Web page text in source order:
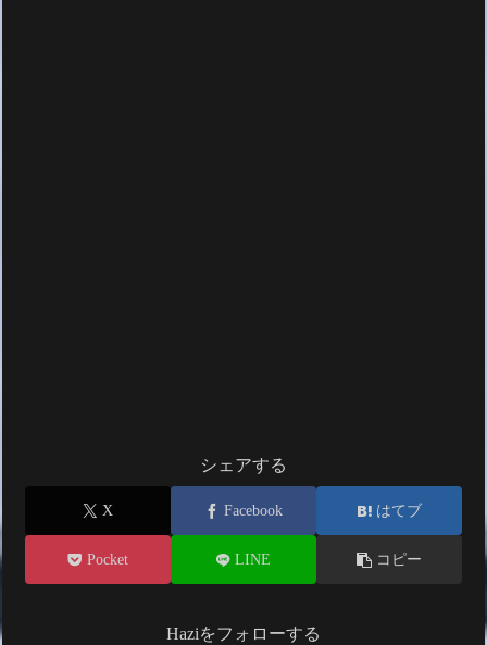
シェアする
X Facebook はてブ
Pocket LINE コピー
Haziをフォローする